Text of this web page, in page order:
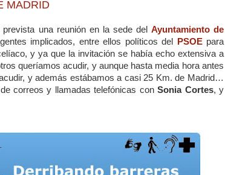
MADRID
una reunión en la sede del Ayuntamiento de
implicados, entre ellos políticos del PSOEpara
y ya que la invitación se había echo extensiva a
queríamos acudir, y aunque hasta media hora antes
y además estábamos a casi 25 Km. de Madrid…
correos y llamadas telefónicas conSonia Cortes, y